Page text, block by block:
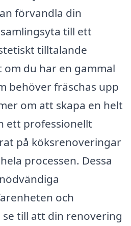
förvandla din
till ett
tilltalande
du har en gammal
behöver fräschas upp
om att skapa en helt
ett professionellt
på köksrenoveringar
processen. Dessa
och
till att din renovering